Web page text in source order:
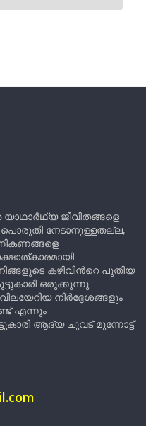
യാഥാർഥ്യ ജീവിതങ്ങളെ
പൊരുതി നേടാനുള്ളതല്ല,
കഴിവിന്‍റെ പുതിയ
ഒരുക്കുന്നു
നിർദ്ദേശങ്ങളും
എന്നും
ആദ്യ ചുവട് മുന്നോട്ട്